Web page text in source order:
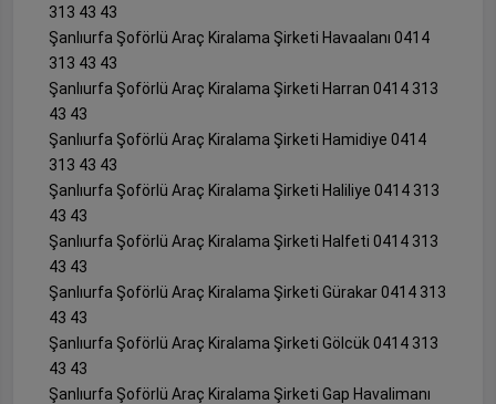
313 43 43
Şanlıurfa Şoförlü Araç Kiralama Şirketi Havaalanı 0414
313 43 43
Şanlıurfa Şoförlü Araç Kiralama Şirketi Harran 0414 313
43 43
Şanlıurfa Şoförlü Araç Kiralama Şirketi Hamidiye 0414
313 43 43
Şanlıurfa Şoförlü Araç Kiralama Şirketi Haliliye 0414 313
43 43
Şanlıurfa Şoförlü Araç Kiralama Şirketi Halfeti 0414 313
43 43
Şanlıurfa Şoförlü Araç Kiralama Şirketi Gürakar 0414 313
43 43
Şanlıurfa Şoförlü Araç Kiralama Şirketi Gölcük 0414 313
43 43
Şanlıurfa Şoförlü Araç Kiralama Şirketi Gap Havalimanı